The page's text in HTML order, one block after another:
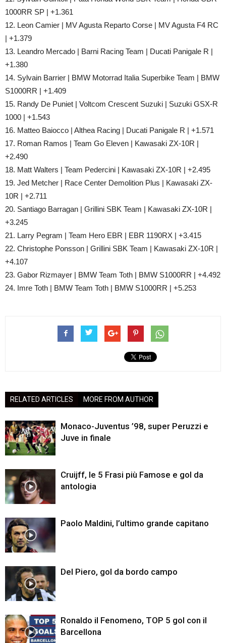
1000RR SP | +1.361
12. Leon Camier | MV Agusta Reparto Corse | MV Agusta F4 RC
| +1.379
13. Leandro Mercado | Barni Racing Team | Ducati Panigale R |
+1.380
14. Sylvain Barrier | BMW Motorrad Italia Superbike Team | BMW
S1000RR | +1.409
15. Randy De Puniet | Voltcom Crescent Suzuki | Suzuki GSX-R
1000 | +1.543
16. Matteo Baiocco | Althea Racing | Ducati Panigale R | +1.571
17. Roman Ramos | Team Go Eleven | Kawasaki ZX-10R |
+2.490
18. Matt Walters | Team Pedercini | Kawasaki ZX-10R | +2.495
19. Jed Metcher | Race Center Demolition Plus | Kawasaki ZX-
10R | +2.711
20. Santiago Barragan | Grillini SBK Team | Kawasaki ZX-10R |
+3.245
21. Larry Pegram | Team Hero EBR | EBR 1190RX | +3.415
22. Christophe Ponsson | Grillini SBK Team | Kawasaki ZX-10R |
+4.107
23. Gabor Rizmayer | BMW Team Toth | BMW S1000RR | +4.492
24. Imre Toth | BMW Team Toth | BMW S1000RR | +5.253
RELATED ARTICLES MORE FROM AUTHOR
Monaco-Juventus ’98, super Peruzzi e
Juve in finale
Cruijff, le 5 Frasi più Famose e gol da
antologia
Paolo Maldini, l’ultimo grande capitano
Del Piero, gol da bordo campo
Ronaldo il Fenomeno, TOP 5 gol con il
Barcellona